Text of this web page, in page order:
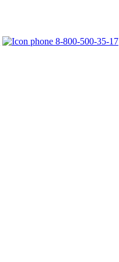
8-800-500-35-17